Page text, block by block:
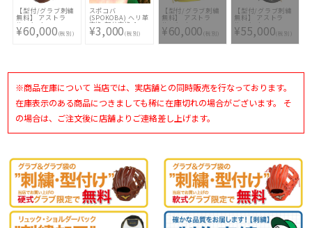
【型付/グラブ刺繍
無料】 アストラ
ル・ケイ
(ASTRAL・K) 硬式
グラブ 内野手用
[ 型付け無料 硬式グ
(単色のみ) ※縁取
り・影付きの場合、
1ヶ所+3300円(税
込)]
¥60,000(税別)
スポコバ
(SPOKOBA) ヘリ革
交換 部分交換 1ヶ
所 〈グラブ修理〉
グローブ修理 リペ
¥3,000(税別)
【型付/グラブ刺繍
無料】 アストラ
ル・ケイ
(ASTRAL・K) 硬式
グラブ 内野手用
KRD型 右投げ イエ
K [ 型付け無料 硬式
料(単色のみ)※縁取
り・影付きの場合、
1ヶ所+3300円(税
込)]
¥60,000(税別)
【型付/グラブ刺繍
無料】 アストラ
ル・ケイ
(ASTRAL・K) 硬式
グラブ 外野手用 ボ
ックス型 左投げ ブ
BLKH1 [ 型付け無
ヶ所無料(単色の
み)※縁取り・影付
きの場合、1ヶ所
+3300円(税込)]
¥55,000(税別)
※商品在庫について 当店では、実店舗との同時販売を行なっております。
在庫表示のある商品につきましても稀に在庫切れの場合がございます。 そ
の場合は、ご注文後に店舗よりご連絡差し上げます。